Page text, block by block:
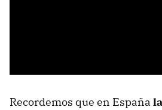
Recordemos que en España